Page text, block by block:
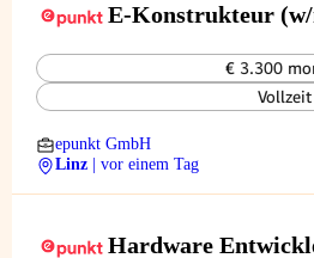
E-Konstrukteur
€ 3.300
Vollzeit
epunkt GmbH
Linz
| vor einem Tag
Hardware